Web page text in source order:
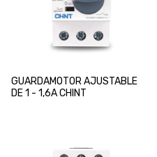
GUARDAMOTOR AJUSTABLE
DE 1 - 1,6A CHINT